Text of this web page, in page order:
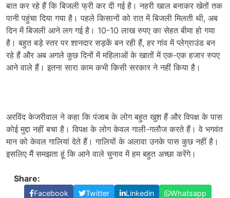
बात कर रहे हैं कि बिजली फ्री कर दी गई है। नहरी खाल बनाकर खेतों तक
पानी पहुंचा दिया गया है। पहले किसानों को रात में बिजली मिलती थी, अब
दिन में बिजली आने लग गई है। 10-10 लाख रुपए का सेहत बीमा हो गया
है। बहुत बड़े स्तर पर शानदार सड़कें बन रही हैं, हर गांव में प्लेग्राउंड बन
रहे हैं और अब अगले कुछ दिनों में महिलाओं के खातों में एक-एक हजार रुपए
आने वाले हैं। इतना सारा काम कभी किसी सरकार ने नहीं किया है।
अरविंद केजरीवाल ने कहा कि पंजाब के लोग बहुत खुश हैं और विपक्ष के पास
कोई मुद्दा नहीं बचा है। विपक्ष के लोग केवल गाली-गलौज करते हैं। वे भगवंत
मान को केवल गालियां देते हैं। गालियों के अलावा उनके पास कुछ नहीं है।
इसलिए मैं समझता हूं कि आने वाले चुनाव में हम बहुत अच्छा करेंगे।
Share:
Facebook Twitter Linkedin
Whatsapp